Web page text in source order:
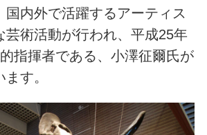
国内外で活躍するアーティス
芸術活動が行われ、平成25年
指揮者である、小澤征爾氏が
す。